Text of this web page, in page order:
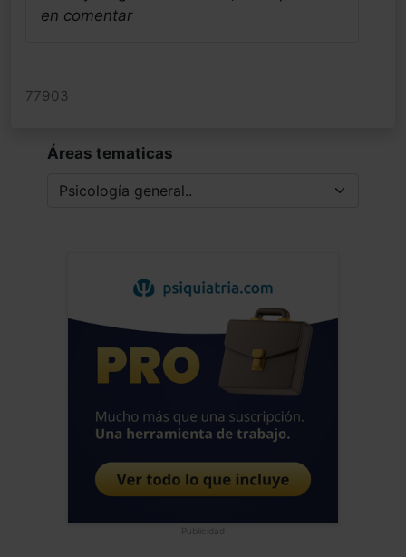
en comentar
77903
Áreas tematicas
Publicidad